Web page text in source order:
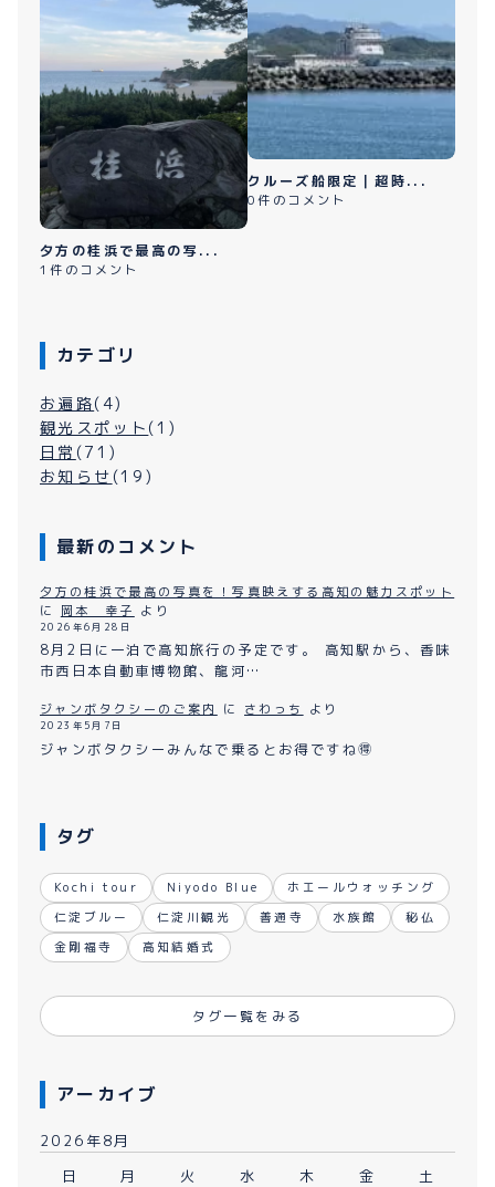
WEBで予約
夕方の桂浜で最高の写...
1件のコメント
クルーズ船限定｜超時...
0件のコメント
カテゴリ
お遍路(4)
観光スポット (1)
日常 (71)
お知らせ (19)
最新のコメント
夕方の桂浜で最高の写真を！写真映えする高知の魅力スポット
に 岡本 幸子 より
2026年6月28日
8月2日に一泊で高知旅行の予定です。 高知駅から、香味
市西日本自動車博物館、龍河…
ジャンボタクシーのご案内 に さわっち より
2023年5月7日
ジャンボタクシーみんなで乗るとお得ですね🉐
タグ
Kochi tour Niyodo Blue
ホエールウォッチング
仁淀ブルー
仁淀川観光 善通寺 水族館
秘仏
金剛福寺
高知結婚式
タグ一覧をみる
アーカイブ
2026年8月
日
月 火 水 木 金 土